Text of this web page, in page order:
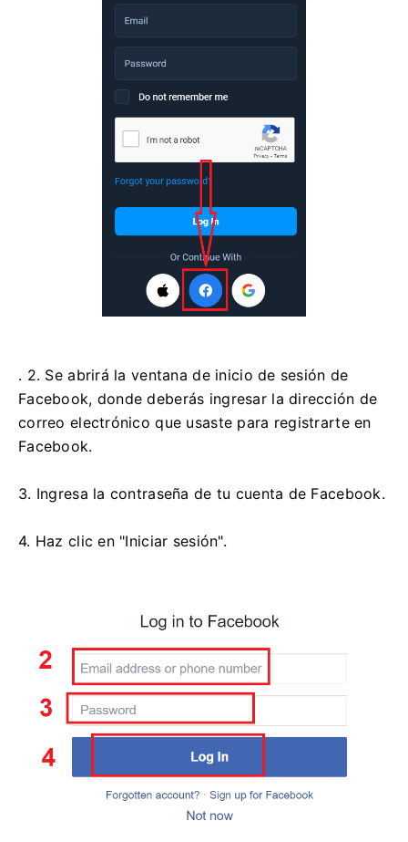
. 2. Se abrirá la ventana de inicio de sesión de
Facebook, donde deberás ingresar la dirección de
correo electrónico que usaste para registrarte en
Facebook.
3. Ingresa la contraseña de tu cuenta de Facebook.
4. Haz clic en "Iniciar sesión".